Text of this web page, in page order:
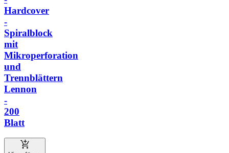
Hardcover
-
Spiralblock
mit
Mikroperforation
und
Trennblättern
Lennon
-
200
Blatt